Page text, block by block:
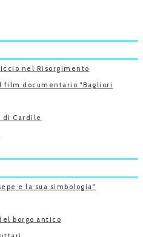
nel Risorgimento
film documentario "Bagliori
di Cardile
e la sua simbologia"
borgo antico